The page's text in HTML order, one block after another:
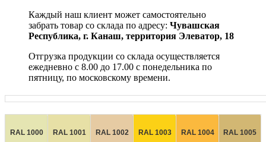
Каждый наш клиент может самостоятельно
забрать товар со склада по адресу: Чувашская
Республика, г. Канаш, территория Элеватор, 18
Отгрузка продукции со склада осуществляется
ежедневно с 8.00 до 17.00 с понедельника по
пятницу, по московскому времени.
RAL 1000 RAL 1001 RAL 1002 RAL 1003 RAL 1004 RAL 1005